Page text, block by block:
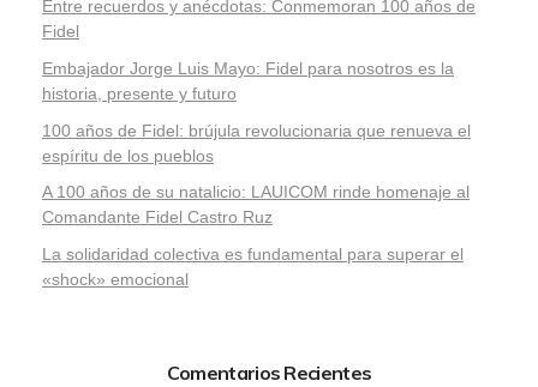
Entre recuerdos y anécdotas: Conmemoran 100 años de
Fidel
Embajador Jorge Luis Mayo: Fidel para nosotros es la
historia, presente y futuro
100 años de Fidel: brújula revolucionaria que renueva el
espíritu de los pueblos
A 100 años de su natalicio: LAUICOM rinde homenaje al
Comandante Fidel Castro Ruz
La solidaridad colectiva es fundamental para superar el
«shock» emocional
Comentarios Recientes